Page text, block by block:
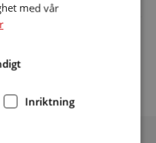
med vår
Inriktning